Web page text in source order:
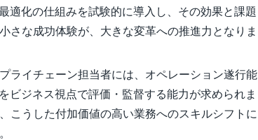
適化の仕組みを試験的に導入し、その効果と課題
さな成功体験が、大きな変革への推進力となりま
ライチェーン担当者には、オペレーション遂行能
ビジネス視点で評価・監督する能力が求められま
こうした付加価値の高い業務へのスキルシフトに